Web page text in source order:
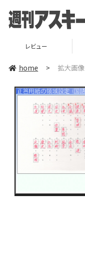
レビュー
home > 拡大画像